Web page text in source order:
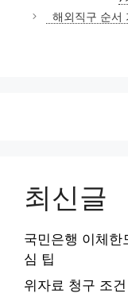
해외직구 순서
최신글
국민은행 이체한
심 팁
위자료 청구 조